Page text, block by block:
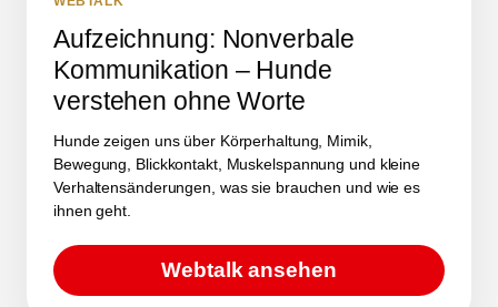
Aufzeichnung: Nonverbale
Kommunikation – Hunde
verstehen ohne Worte
Hunde zeigen uns über Körperhaltung, Mimik,
Bewegung, Blickkontakt, Muskelspannung und kleine
Verhaltensänderungen, was sie brauchen und wie es
ihnen geht.
Webtalk ansehen